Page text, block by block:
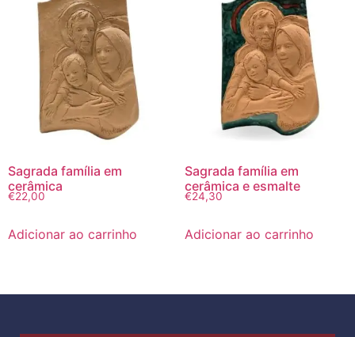
Sagrada família em
cerâmica
€22,00
Adicionar ao carrinho
Sagrada família em
cerâmica e esmalte
€24,30
Adicionar ao carrinho